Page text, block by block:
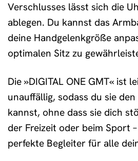
Verschlusses lässt sich die
ablegen. Du kannst das
deine Handgelenkgröße
optimalen Sitz zu
Die »DIGITAL ONE GMT« ist
unauffällig, sodass du sie
kannst, ohne dass sie dich
der Freizeit oder beim Sport
perfekte Begleiter für alle